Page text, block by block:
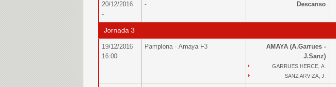
20/12/2016
-
- Descanso
Jornada 3
19/12/2016
16:00
Pamplona - Amaya F3
AMAYA (A.Garrues -
J.Sanz)
GARRUES HERCE, A.
SANZ ARVIZA, J.